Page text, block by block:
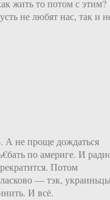
жить то потом с этим?
не любят нас, так и
А не проще дождаться
по америге. И
Потом
— тэк,
И всё.